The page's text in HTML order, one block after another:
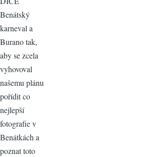
Benátský
karneval a
Burano tak,
aby se zcela
vyhovoval
našemu plánu
pořídit co
nejlepší
fotografie v
Benátkách a
poznat toto